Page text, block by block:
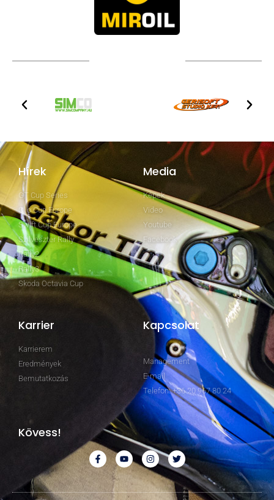
Hírek
GT Cup Series
Clio Cup Europe
Swift Cup Europe
Szilveszter Rally
Rally2
Rally3
Skoda Octavia Cup
Media
Képek
Video
Youtube
Facebook
Karrier
Karrierem
Eredmények
Bemutatkozás
Kapcsolat
Management
E-mail
Telefon: +36 20 967 80 24
Kövess!